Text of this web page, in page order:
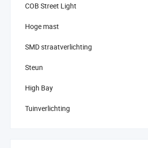
COB Street Light
Hoge mast
SMD straatverlichting
Steun
High Bay
Tuinverlichting